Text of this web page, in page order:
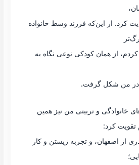
کرد. از این‌که فرزند وسط خانواده
از همان کودکی نوعی نگاه به
در من شکل گرفت.
خانوادگی و تربیتی من نیز همین
تقویت کرد:
از اصفهان، و تجربه زیستن و کار